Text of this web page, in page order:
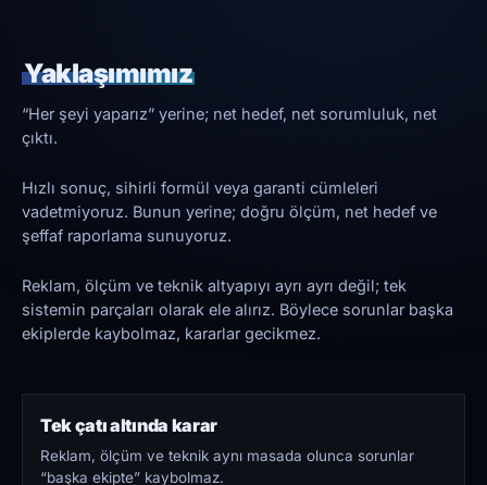
Yaklaşımımız
“Her şeyi yaparız” yerine; net hedef, net sorumluluk, net
çıktı.
Hızlı sonuç, sihirli formül veya garanti cümleleri
vadetmiyoruz. Bunun yerine; doğru ölçüm, net hedef ve
şeffaf raporlama sunuyoruz.
Reklam, ölçüm ve teknik altyapıyı ayrı ayrı değil; tek
sistemin parçaları olarak ele alırız. Böylece sorunlar başka
ekiplerde kaybolmaz, kararlar gecikmez.
Tek çatı altında karar
Reklam, ölçüm ve teknik aynı masada olunca sorunlar
“başka ekipte” kaybolmaz.